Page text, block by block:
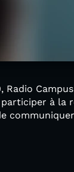
Radio
à la